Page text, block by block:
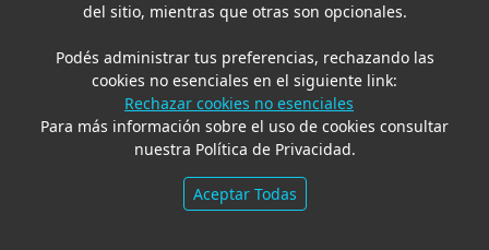
del sitio, mientras que otras son opcionales.
Podés administrar tus preferencias, rechazando las
cookies no esenciales en el siguiente link:
Rechazar cookies no esenciales
Para más información sobre el uso de cookies consultar
nuestra Política de Privacidad.
Aceptar Todas